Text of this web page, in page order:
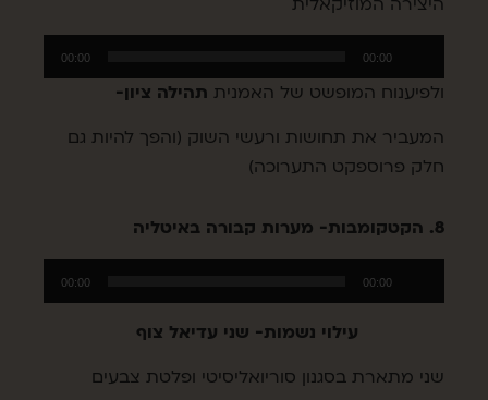
אודיו
00:00
00:00
ולפיענוח המופשט של האמנית תהילה ציון-
המעביר את תחושות ורעשי השוק (והפך להיות גם
חלק פרוספקט התערוכה)
8. הקטקומבות- מערות קבורה באיטליה
אודיו
00:00
00:00
עילוי נשמות- שני עדיאל צוף
שני מתארת בסגנון סוריואליסיטי ופלטת צבעים